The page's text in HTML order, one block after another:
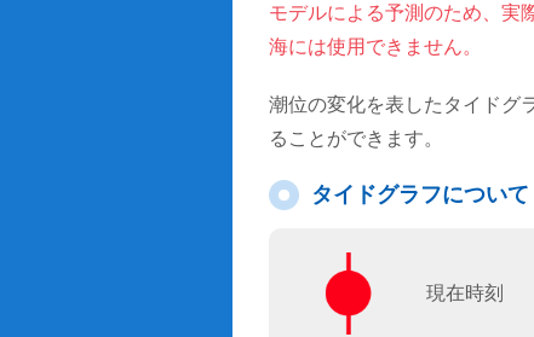
モデルによる予測のため、実
海には使用できません。
潮位の変化を表したタイドグ
ることができます。
タイドグラフについて
現在時刻